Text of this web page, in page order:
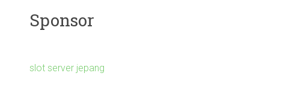
Sponsor
slot server jepang